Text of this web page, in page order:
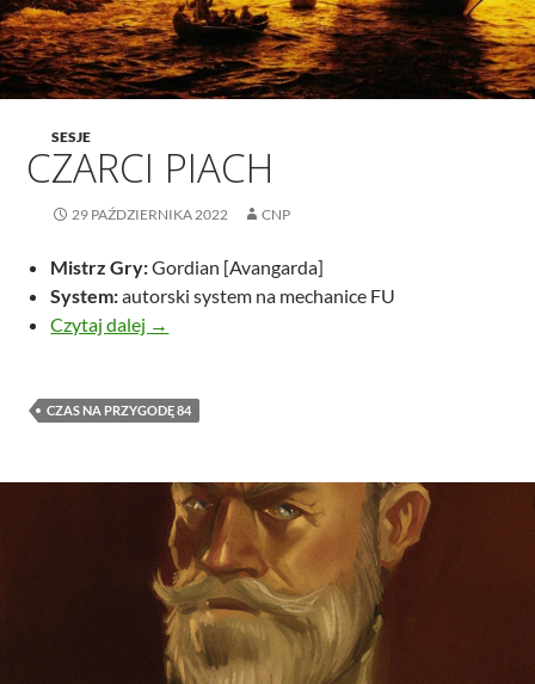
SESJE
CZARCI PIACH
29 PAŹDZIERNIKA 2022 CNP
Mistrz Gry:Gordian [Avangarda]
System:autorski system na mechanice FU
Czytaj dalej
Czarci Piach
→
CZAS NA PRZYGODĘ 84